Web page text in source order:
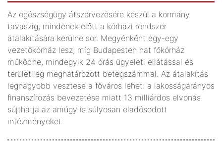
Az egészségügy átszervezésére készül a kormány
tavaszig, mindenek előtt a kórházi rendszer
átalakítására kerülne sor. Megyénként egy-egy
vezetőkórház lesz, míg Budapesten hat főkórház
működne, mindegyik 24 órás ügyeleti ellátással és
területileg meghatározott betegszámmal. Az átalakítás
legnagyobb vesztese a főváros lehet: a lakosságarányos
finanszírozás bevezetése miatt 13 milliárdos elvonás
sújthatja az amúgy is súlyosan eladósodott
intézményeket.